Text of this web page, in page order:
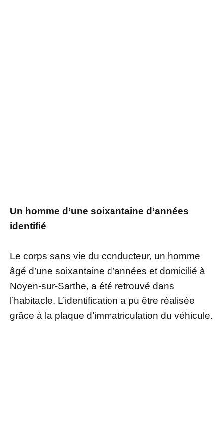
Un homme d’une soixantaine d’années
identifié
Le corps sans vie du conducteur, un homme
âgé d’une soixantaine d’années et domicilié à
Noyen-sur-Sarthe, a été retrouvé dans
l’habitacle. L’identification a pu être réalisée
grâce à la plaque d’immatriculation du véhicule.